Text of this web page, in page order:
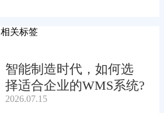
相关标签
智能制造时代，如何选
择适合企业的WMS系统?
2026.07.15